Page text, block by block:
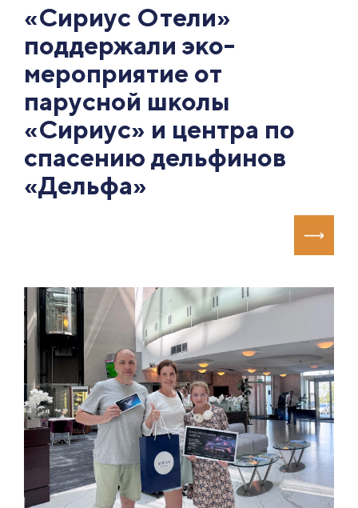
«Сириус Отели»
поддержали эко-
мероприятие от
парусной школы
«Сириус» и центра по
спасению дельфинов
«Дельфа»